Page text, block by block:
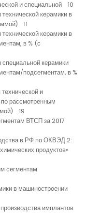
и специальной 10
керамики в
11
керамики в
в % (с
специальной керамики
подсегментам, в %
и
рассмотренным
19
ВТСП за 2017
в РФ по ОКВЭД 2:
продуктов»
сегментам
в машиностроении
имплантов